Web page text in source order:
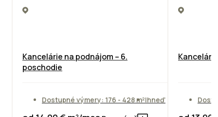
Kancelárie na podnájom – 6.
poschodie
Dostupné výmery: 176 - 428 m²Ihneď